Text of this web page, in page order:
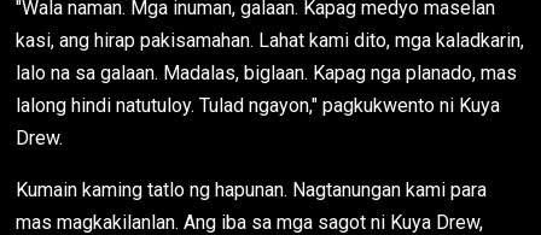
"Wala naman. Mga inuman, galaan. Kapag medyo maselan
kasi, ang hirap pakisamahan. Lahat kami dito, mga kaladkarin,
lalo na sa galaan. Madalas, biglaan. Kapag nga planado, mas
lalong hindi natutuloy. Tulad ngayon," pagkukwento ni Kuya
Drew.
Kumain kaming tatlo ng hapunan. Nagtanungan kami para
mas magkakilanlan. Ang iba sa mga sagot ni Kuya Drew,